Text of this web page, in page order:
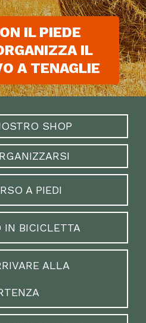
IL PIEDE
IL
A TENAGLIE
SHOP
A PIEDI
IN BICICLETTA
ALLA